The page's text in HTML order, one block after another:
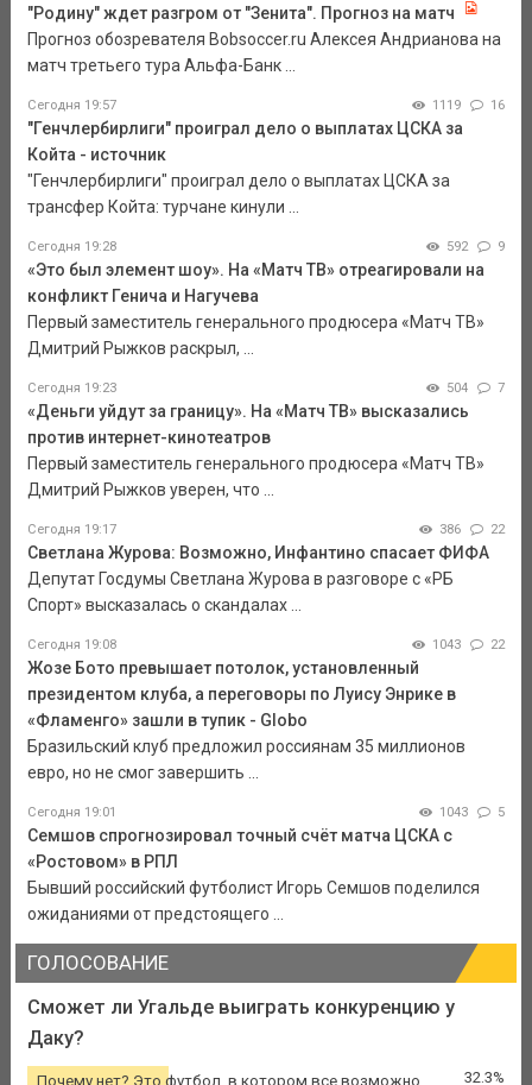
"Родину" ждет разгром от "Зенита". Прогноз на матч
Прогноз обозревателя Bobsoccer.ru Алексея Андрианова на
матч третьего тура Альфа-Банк ...
Сегодня 19:57 1119 16
"Генчлербирлиги" проиграл дело о выплатах ЦСКА за
Койта - источник
"Генчлербирлиги" проиграл дело о выплатах ЦСКА за
трансфер Койта: турчане кинули ...
Сегодня 19:28 592 9
«Это был элемент шоу». На «Матч ТВ» отреагировали на
конфликт Генича и Нагучева
Первый заместитель генерального продюсера «Матч ТВ»
Дмитрий Рыжков раскрыл, ...
Сегодня 19:23 504 7
«Деньги уйдут за границу». На «Матч ТВ» высказались
против интернет-кинотеатров
Первый заместитель генерального продюсера «Матч ТВ»
Дмитрий Рыжков уверен, что ...
Сегодня 19:17 386 22
Светлана Журова: Возможно, Инфантино спасает ФИФА
Депутат Госдумы Светлана Журова в разговоре с «РБ
Спорт» высказалась о скандалах ...
Сегодня 19:08 1043 22
Жозе Бото превышает потолок, установленный
президентом клуба, а переговоры по Луису Энрике в
«Фламенго» зашли в тупик - Globo
Бразильский клуб предложил россиянам 35 миллионов
евро, но не смог завершить ...
Сегодня 19:01 1043 5
Семшов спрогнозировал точный счёт матча ЦСКА с
«Ростовом» в РПЛ
Бывший российский футболист Игорь Семшов поделился
ожиданиями от предстоящего ...
ГОЛОСОВАНИЕ
Сможет ли Угальде выиграть конкуренцию у
Даку?
Почему нет? Это футбол, в котором все возможно 32.3%